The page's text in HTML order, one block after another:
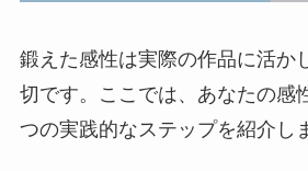
鍛えた感性は実際の作品に活か
切です。ここでは、あなたの感
つの実践的なステップを紹介し